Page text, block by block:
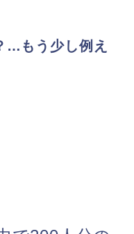
…もう少し例え